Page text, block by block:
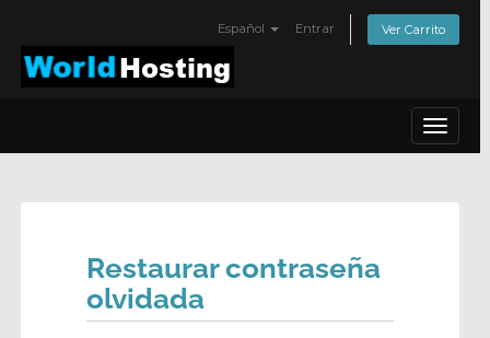
Español Entrar Ver Carrito
Toggle
Restaurar contraseña
olvidada